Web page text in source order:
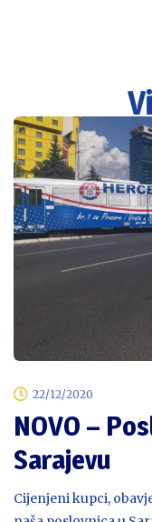
22/12/2020
NOVO –
Sarajevu
Cijenjeni kupci,